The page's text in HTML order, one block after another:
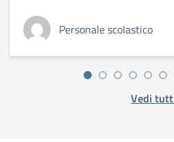
Personale scolastico
Vedi